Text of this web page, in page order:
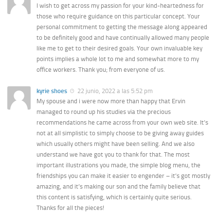
I wish to get across my passion for your kind-heartedness for
those who require guidance on this particular concept. Your
personal commitment to getting the message along appeared
to be definitely good and have continually allowed many people
like me to get to their desired goals. Your own invaluable key
points implies a whole lot to me and somewhat more to my
office workers. Thank you; from everyone of us.
kyrie shoes
22 junio, 2022 a las 5:52 pm
My spouse and i were now more than happy that Ervin
managed to round up his studies via the precious
recommendations he came across from your own web site. It’s
not at all simplistic to simply choose to be giving away guides
which usually others might have been selling. And we also
understand we have got you to thank for that. The most
important illustrations you made, the simple blog menu, the
friendships you can make it easier to engender – it’s got mostly
amazing, and it’s making our son and the family believe that
this content is satisfying, which is certainly quite serious.
Thanks for all the pieces!